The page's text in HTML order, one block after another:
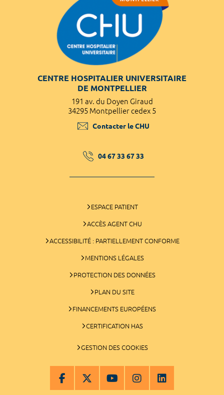
CENTRE HOSPITALIER UNIVERSITAIRE
DE MONTPELLIER
191 av. du Doyen Giraud
34295 Montpellier cedex 5
Contacter le CHU
04 67 33 67 33
ESPACE PATIENT
ACCÈS AGENT CHU
ACCESSIBILITÉ : PARTIELLEMENT CONFORME
MENTIONS LÉGALES
PROTECTION DES DONNÉES
PLAN DU SITE
FINANCEMENTS EUROPÉENS
CERTIFICATION HAS
GESTION DES COOKIES